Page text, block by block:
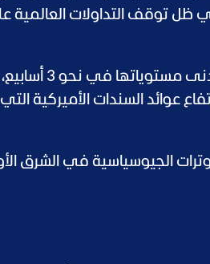
في ظل توقف التداولات العالمية
تعاملات الجلسة الختامية الأسبوع
عوائد السندات الأميركية
الجيوسياسية في الشرق